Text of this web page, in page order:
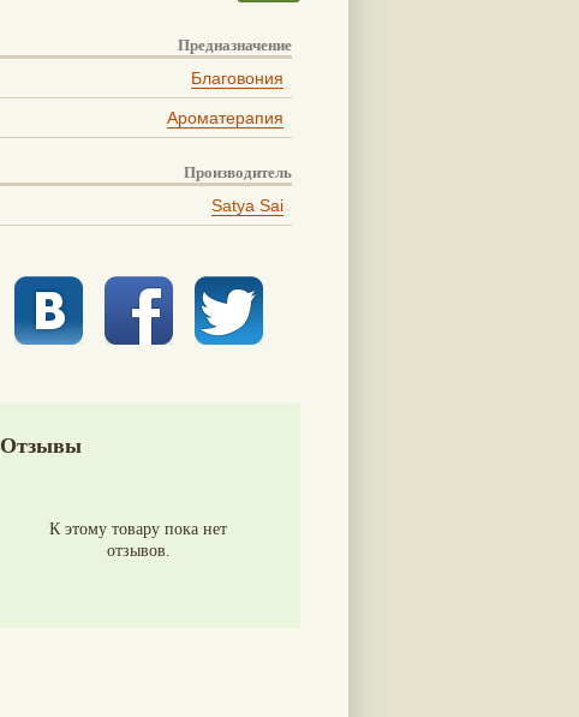
Предназначение
Благовония
Ароматерапия
Производитель
Satya Sai
Отзывы
К этому товару пока нет
отзывов.